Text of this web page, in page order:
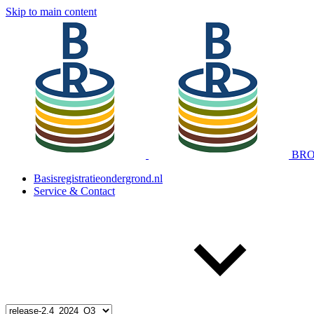
Skip to main content
Basisregistratieondergrond.nl
Service & Contact